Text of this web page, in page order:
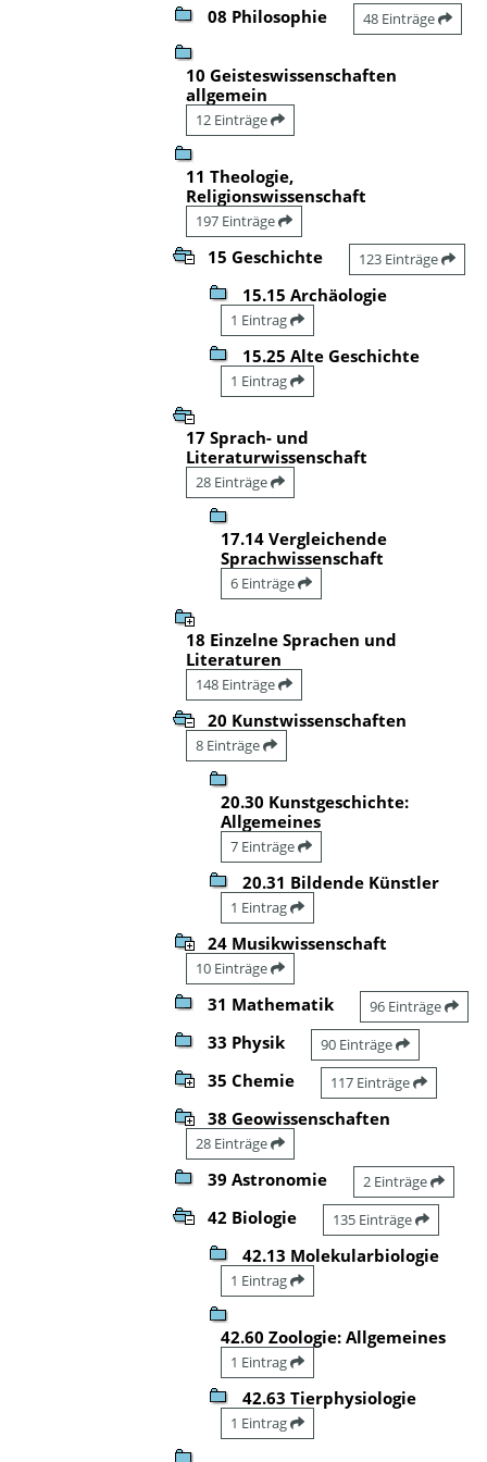
08 Philosophie 48 Einträge
10 Geisteswissenschaften
allgemein
12 Einträge
11 Theologie,
Religionswissenschaft
197 Einträge
15 Geschichte 123 Einträge
15.15 Archäologie
1 Eintrag
15.25 Alte Geschichte
1 Eintrag
17 Sprach- und
Literaturwissenschaft
28 Einträge
17.14 Vergleichende
Sprachwissenschaft
6 Einträge
18 Einzelne Sprachen und
Literaturen
148 Einträge
20 Kunstwissenschaften
8 Einträge
20.30 Kunstgeschichte:
Allgemeines
7 Einträge
20.31 Bildende Künstler
1 Eintrag
24 Musikwissenschaft
10 Einträge
31 Mathematik 96 Einträge
33 Physik 90 Einträge
35 Chemie 117 Einträge
38 Geowissenschaften
28 Einträge
39 Astronomie 2 Einträge
42 Biologie 135 Einträge
42.13 Molekularbiologie
1 Eintrag
42.60 Zoologie: Allgemeines
1 Eintrag
42.63 Tierphysiologie
1 Eintrag